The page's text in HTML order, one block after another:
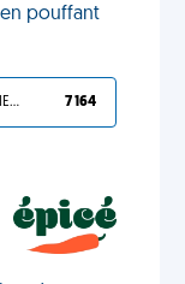
pouffant
TU L'AS BIEN MÉRITÉ 7 164